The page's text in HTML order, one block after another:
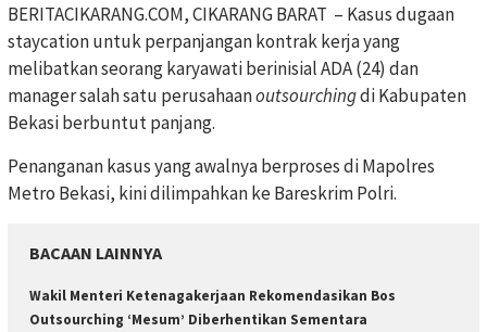
BERITACIKARANG.COM, CIKARANG BARAT – Kasus dugaan
staycation untuk perpanjangan kontrak kerja yang
melibatkan seorang karyawati berinisial ADA (24) dan
manager salah satu perusahaanoutsourchingdi Kabupaten
Bekasi berbuntut panjang.
Penanganan kasus yang awalnya berproses di Mapolres
Metro Bekasi, kini dilimpahkan ke Bareskrim Polri.
BACAAN LAINNYA
Wakil Menteri Ketenagakerjaan Rekomendasikan Bos
Outsourching ‘Mesum’ Diberhentikan Sementara